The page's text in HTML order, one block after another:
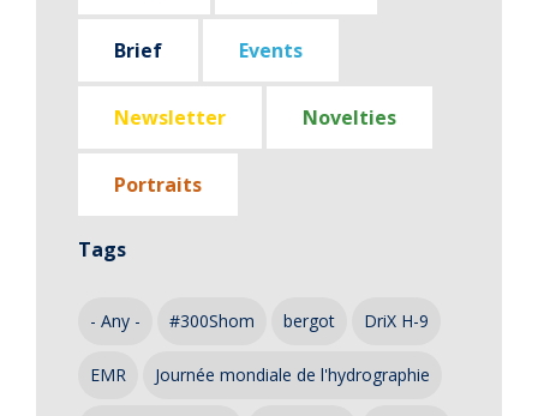
Brief Events
Newsletter Novelties
Portraits
Tags
- Any - #300Shom bergot DriX H-9
EMR Journée mondiale de l'hydrographie